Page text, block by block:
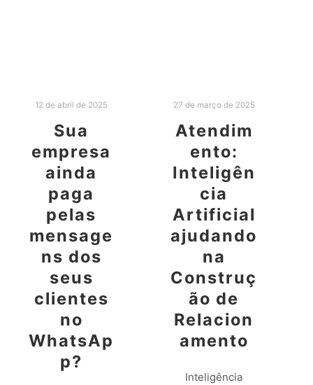
12 de abril de 2025
Sua
empresa
ainda
paga
pelas
mensage
ns dos
seus
clientes
no
WhatsAp
p?
27 de março de 2025
Atendim
ento:
Inteligên
cia
Artificial
ajudando
na
Construç
ão de
Relacion
amento
Inteligência